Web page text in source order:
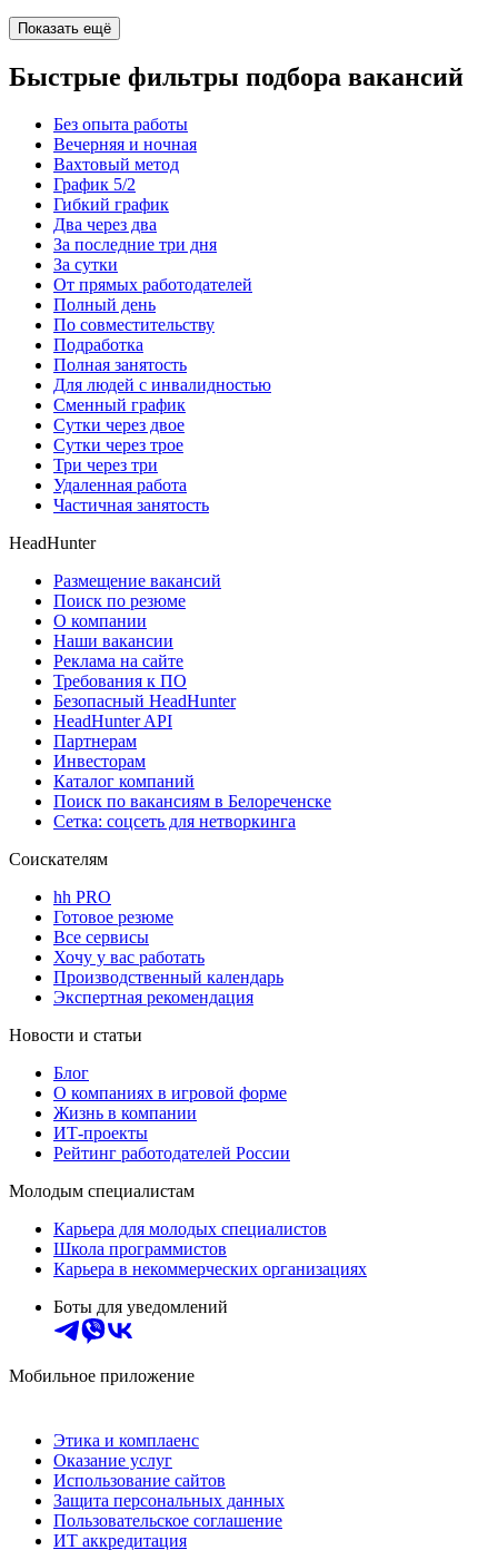
Показать ещё
Быстрые фильтры подбора вакансий
Без опыта работы
Вечерняя и ночная
Вахтовый метод
График 5/2
Гибкий график
Два через два
За последние три дня
За сутки
От прямых работодателей
Полный день
По совместительству
Подработка
Полная занятость
Для людей с инвалидностью
Сменный график
Сутки через двое
Сутки через трое
Три через три
Удаленная работа
Частичная занятость
HeadHunter
Размещение вакансий
Поиск по резюме
О компании
Наши вакансии
Реклама на сайте
Требования к ПО
Безопасный HeadHunter
HeadHunter API
Партнерам
Инвесторам
Каталог компаний
Поиск по вакансиям в Белореченске
Сетка: соцсеть для нетворкинга
Соискателям
hh PRO
Готовое резюме
Все сервисы
Хочу у вас работать
Производственный календарь
Экспертная рекомендация
Новости и статьи
Блог
О компаниях в игровой форме
Жизнь в компании
ИТ-проекты
Рейтинг работодателей России
Молодым специалистам
Карьера для молодых специалистов
Школа программистов
Карьера в некоммерческих организациях
Боты для уведомлений
Мобильное приложение
Этика и комплаенс
Оказание услуг
Использование сайтов
Защита персональных данных
Пользовательское соглашение
ИТ аккредитация